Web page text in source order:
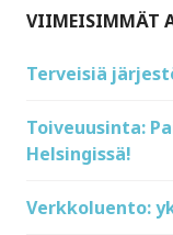
VIIMEISIMMÄT
Terveisiä
Toiveuusinta:
Helsingissä!
Verkkoluento: